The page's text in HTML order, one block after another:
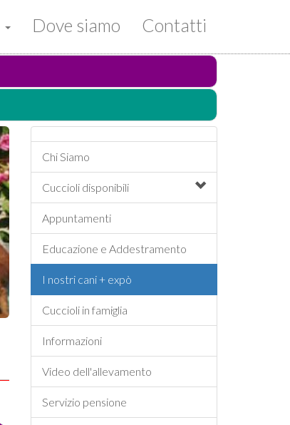
Dove siamo Contatti
Chi Siamo
Cuccioli disponibili
Appuntamenti
Educazione e Addestramento
I nostri cani + expò
Cuccioli in famiglia
Informazioni
Video dell'allevamento
Servizio pensione